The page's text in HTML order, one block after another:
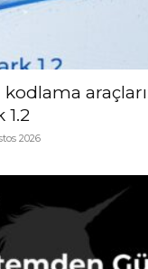
kodlama
1.2
2026